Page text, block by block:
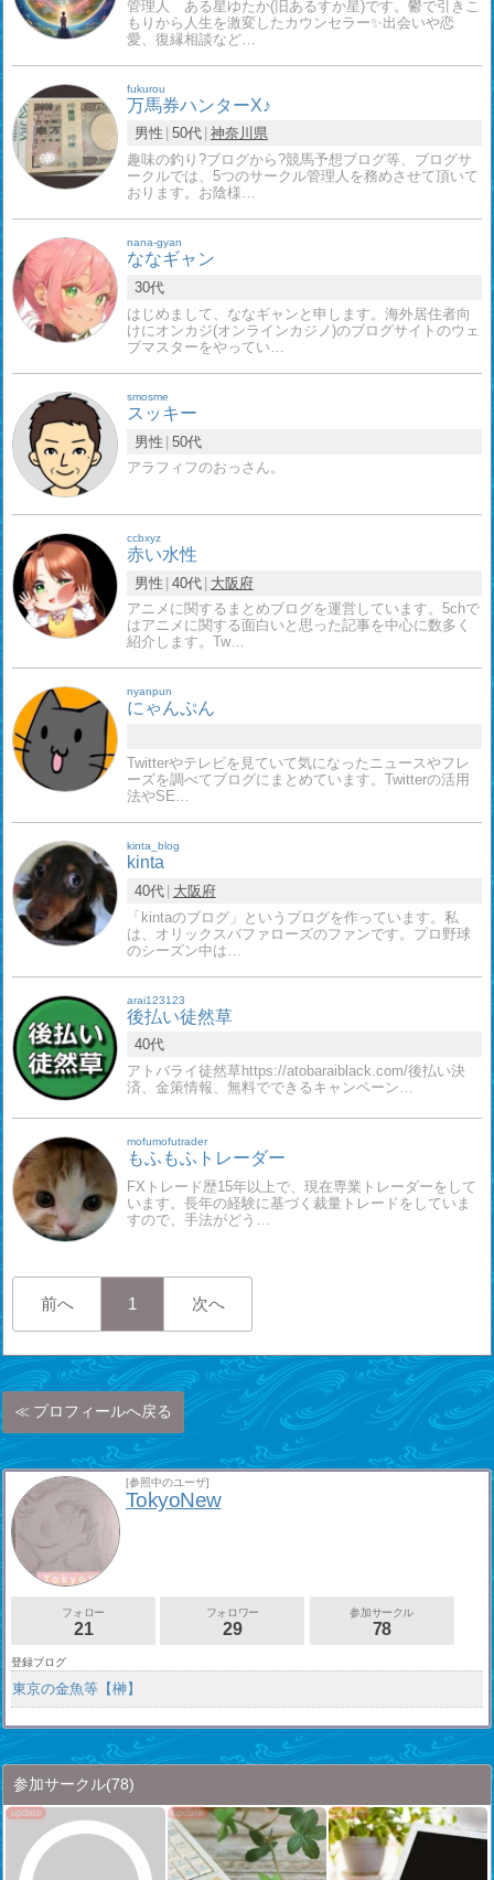
管理人 ある星ゆたか(旧あるすか星)です。鬱で引きこ
もりから人生を激変したカウンセラー✨出会いや恋
愛、復縁相談など…
fukurou
万馬券ハンターX♪
男性 50代 神奈川県
趣味の釣り?ブログから?競馬予想ブログ等、ブログサ
ークルでは、5つのサークル管理人を務めさせて頂いて
おります。お陰様…
nana-gyan
ななギャン
30代
はじめまして、ななギャンと申します。海外居住者向
けにオンカジ(オンラインカジノ)のブログサイトのウェ
ブマスターをやってい…
smosme
スッキー
男性 50代
アラフィフのおっさん。
ccbxyz
赤い水性
男性 40代
大阪府
アニメに関するまとめブログを運営しています。5chで
はアニメに関する面白いと思った記事を中心に数多く
紹介します。Tw…
nyanpun
にゃんぷん
Twitterやテレビを見ていて気になったニュースやフレ
ーズを調べてブログにまとめています。Twitterの活用
法やSE…
kinta_blog
kinta
40代
大阪府
「kintaのブログ」というブログを作っています。私
は、オリックスバファローズのファンです。プロ野球
のシーズン中は…
arai123123
後払い徒然草
40代
アトバライ徒然草https://atobaraiblack.com/後払い決
済、金策情報、無料でできるキャンペーン…
mofumofutrader
もふもふトレーダー
FXトレード歴15年以上で、現在専業トレーダーをして
います。長年の経験に基づく裁量トレードをしていま
すので、手法がどう…
前へ 1 次へ
プロフィールへ戻る
[参照中のユーザ]
TokyoNew
フォロー
21
フォロワー
29
参加サークル
78
登録ブログ
東京の金魚等【榊】
参加サークル(78)